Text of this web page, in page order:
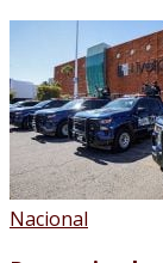
Nacional